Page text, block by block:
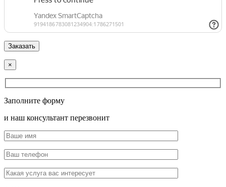
×
Заполните форму
и наш консультант перезвонит